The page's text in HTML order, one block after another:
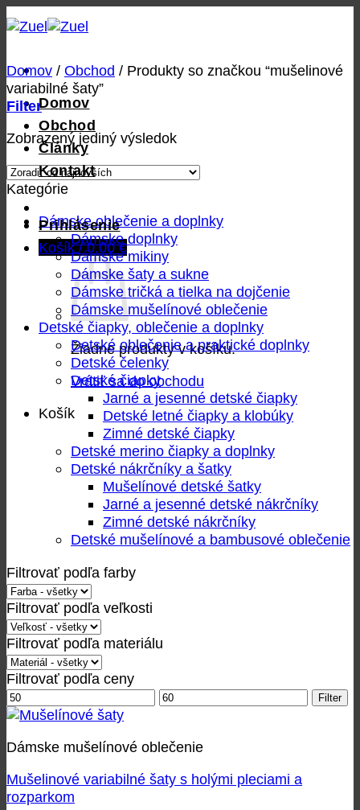
Skip
to
Domov
Obchod
Články
Kontakt
Prihlásenie
Košík /0,00€
Žiadne produkty v košíku.
Vrátiť sa do obchodu
Košík
Domov / Obchod / Produkty so značkou “mušelinové
variabilné šaty”
Filter
Zobrazený jediný výsledok
Kategórie
Dámske oblečenie a doplnky
Dámske doplnky
Dámske mikiny
Dámske šaty a sukne
Dámske tričká a tielka na dojčenie
Dámske mušelínové oblečenie
Detské čiapky, oblečenie a doplnky
Detské oblečenie a praktické doplnky
Detské čelenky
Detské čiapky
Jarné a jesenné detské čiapky
Detské letné čiapky a klobúky
Zimné detské čiapky
Detské merino čiapky a doplnky
Detské nákrčníky a šatky
Mušelínové detské šatky
Jarné a jesenné detské nákrčníky
Zimné detské nákrčníky
Detské mušelínové a bambusové oblečenie
Filtrovať podľa farby
Filtrovať podľa veľkosti
Filtrovať podľa materiálu
Filtrovať podľa ceny
Minimálna
cena
Maximálna
Filter
Dámske mušelínové oblečenie
Mušelinové variabilné šaty s holými pleciami a
rozparkom